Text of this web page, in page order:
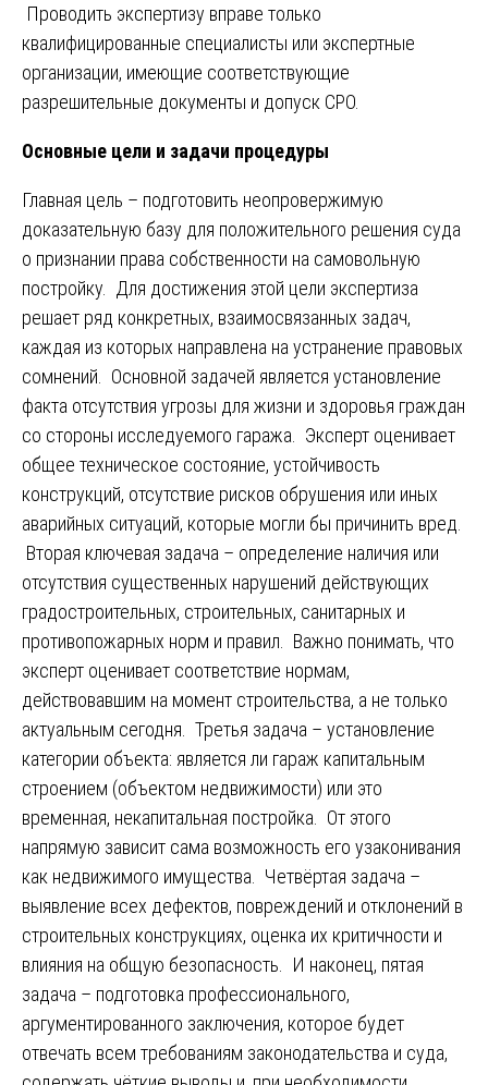
Проводить экспертизу вправе только
квалифицированные специалисты или экспертные
организации, имеющие соответствующие
разрешительные документы и допуск СРО.
Основные цели и задачи процедуры
Главная цель – подготовить неопровержимую
доказательную базу для положительного решения суда
о признании права собственности на самовольную
постройку. Для достижения этой цели экспертиза
решает ряд конкретных, взаимосвязанных задач,
каждая из которых направлена на устранение правовых
сомнений. Основной задачей является установление
факта отсутствия угрозы для жизни и здоровья граждан
со стороны исследуемого гаража. Эксперт оценивает
общее техническое состояние, устойчивость
конструкций, отсутствие рисков обрушения или иных
аварийных ситуаций, которые могли бы причинить вред.
Вторая ключевая задача – определение наличия или
отсутствия существенных нарушений действующих
градостроительных, строительных, санитарных и
противопожарных норм и правил. Важно понимать, что
эксперт оценивает соответствие нормам,
действовавшим на момент строительства, а не только
актуальным сегодня. Третья задача – установление
категории объекта: является ли гараж капитальным
строением (объектом недвижимости) или это
временная, некапитальная постройка. От этого
напрямую зависит сама возможность его узаконивания
как недвижимого имущества. Четвёртая задача –
выявление всех дефектов, повреждений и отклонений в
строительных конструкциях, оценка их критичности и
влияния на общую безопасность. И наконец, пятая
задача – подготовка профессионального,
аргументированного заключения, которое будет
отвечать всем требованиям законодательства и суда,